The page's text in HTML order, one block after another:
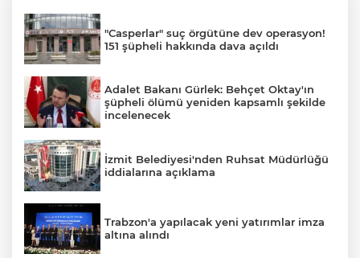
"Casperlar" suç örgütüne dev operasyon!
151 şüpheli hakkında dava açıldı
Adalet Bakanı Gürlek: Behçet Oktay'ın
şüpheli ölümü yeniden kapsamlı şekilde
incelenecek
İzmit Belediyesi'nden Ruhsat Müdürlüğü
iddialarına açıklama
Trabzon'a yapılacak yeni yatırımlar imza
altına alındı